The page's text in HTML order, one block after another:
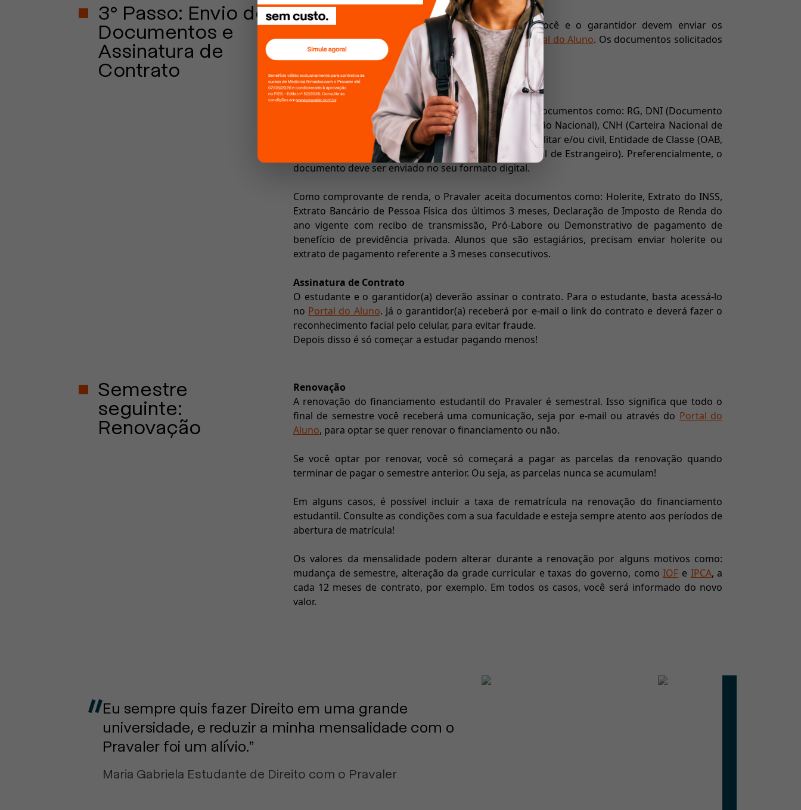
3° Passo: Envio de
Documentos e
Assinatura de
Contrato
Envio de Documentos
Logo após a aprovação da instituição de ensino, você e o garantidor devem enviar os
documentos. Tudo é feito 100% online, através do Portal do Aluno. Os documentos solicitados
são:
Documento de identificação
CPF
Comprovante de Renda
Como documento de identificação, o Pravaler aceita documentos como: RG, DNI (Documento
Nacional de Identificação), CIN (Carteira de Identificação Nacional), CNH (Carteira Nacional de
Habilitação), CTPS (Carteira de trabalho), Identidade militar e/ou civil, Entidade de Classe (OAB,
CREA, CRM, CRMV, CRC, etc.) ou RNE (Registro Nacional de Estrangeiro). Preferencialmente, o
documento deve ser enviado no seu formato digital.
Como comprovante de renda, o Pravaler aceita documentos como: Holerite, Extrato do INSS,
Extrato Bancário de Pessoa Física dos últimos 3 meses, Declaração de Imposto de Renda do
ano vigente com recibo de transmissão, Pró-Labore ou Demonstrativo de pagamento de
benefício de previdência privada. Alunos que são estagiários, precisam enviar holerite ou
extrato de pagamento referente a 3 meses consecutivos.
Assinatura de Contrato
O estudante e o garantidor(a) deverão assinar o contrato. Para o estudante, basta acessá-lo
no Portal do Aluno. Já o garantidor(a) receberá por e-mail o link do contrato e deverá fazer o
reconhecimento facial pelo celular, para evitar fraude.
Depois disso é só começar a estudar pagando menos!
Semestre
seguinte:
Renovação
Renovação
A renovação do financiamento estudantil do Pravaler é semestral. Isso significa que todo o
final de semestre você receberá uma comunicação, seja por e-mail ou através do Portal do
Aluno, para optar se quer renovar o financiamento ou não.
Se você optar por renovar, você só começará a pagar as parcelas da renovação quando
terminar de pagar o semestre anterior. Ou seja, as parcelas nunca se acumulam!
Em alguns casos, é possível incluir a taxa de rematrícula na renovação do financiamento
estudantil. Consulte as condições com a sua faculdade e esteja sempre atento aos períodos de
abertura de matrícula!
Os valores da mensalidade podem alterar durante a renovação por alguns motivos como:
mudança de semestre, alteração da grade curricular e taxas do governo, como IOF e IPCA, a
cada 12 meses de contrato, por exemplo. Em todos os casos, você será informado do novo
valor.
Eu sempre quis fazer Direito em uma grande
universidade, e reduzir a minha mensalidade com o
Pravaler foi um alívio.”
Maria Gabriela Estudante de Direito com o Pravaler